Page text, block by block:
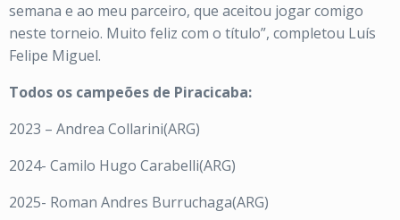
semana e ao meu parceiro, que aceitou jogar comigo
neste torneio. Muito feliz com o título”, completou Luís
Felipe Miguel.
Todos os campeões de Piracicaba:
2023 – Andrea Collarini(ARG)
2024- Camilo Hugo Carabelli(ARG)
2025- Roman Andres Burruchaga(ARG)